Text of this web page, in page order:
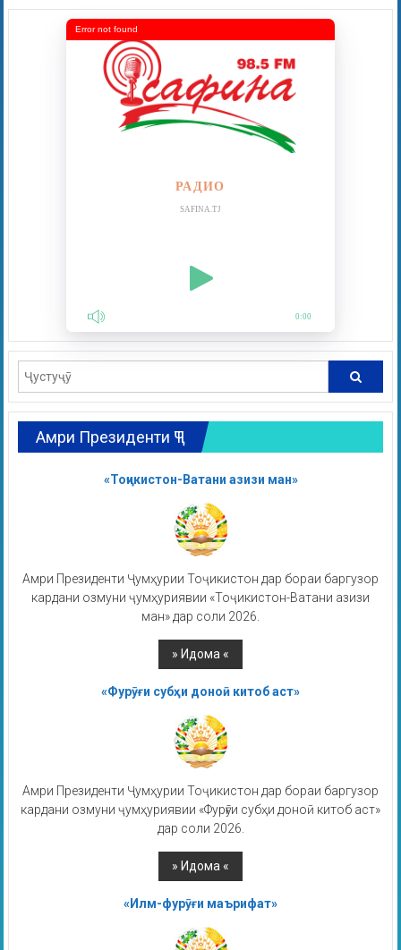
РАДИО
SAFINA.TJ
0:00
Error not found
Амри Президенти ҶТ
«Тоҷикистон-Ватани азизи ман»
Амри Президенти Ҷумҳурии Тоҷикистон дар бораи баргузор
кардани озмуни ҷумҳуриявии «Тоҷикистон-Ватани азизи
ман» дар соли 2026.
«Фурӯғи субҳи доноӣ китоб аст»
Амри Президенти Ҷумҳурии Тоҷикистон дар бораи баргузор
кардани озмуни ҷумҳуриявии «Фурӯғи субҳи доноӣ китоб аст»
дар соли 2026.
«Илм-фурӯғи маърифат»